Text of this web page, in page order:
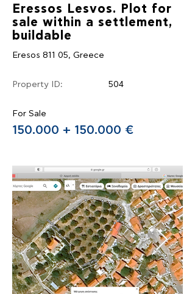
Eressos Lesvos. Plot for
sale within a settlement,
buildable
Eresos 811 05, Greece
Property ID: 504
For Sale
150.000 + 150.000 €